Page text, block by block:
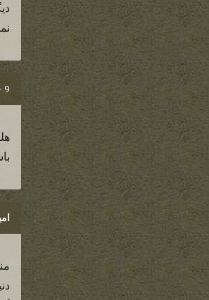
9 دی 1387 — ساعت 19:25